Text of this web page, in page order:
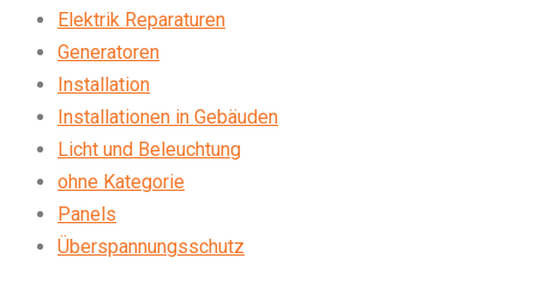
Elektrik Reparaturen
Generatoren
Installation
Installationen in Gebäuden
Licht und Beleuchtung
ohne Kategorie
Panels
Überspannungsschutz